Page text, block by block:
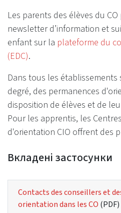
Les parents des élèves du
newsletter d’information et
enfant sur la plateforme du
(EDC).
Dans tous les établissements
degré, des permanences
disposition de élèves et de
Pour les apprentis, les
d'orientation CIO offrent des
Вкладені застосунки
Contacts des conseillers et
orientation dans les CO (PDF)